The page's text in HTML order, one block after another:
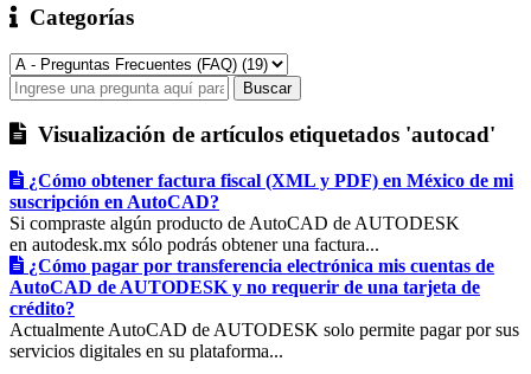
Categorías
Visualización de artículos etiquetados 'autocad'
¿Cómo obtener factura fiscal (XML y PDF) en México de mi
suscripción en AutoCAD?
Si compraste algún producto de AutoCAD de AUTODESK
en autodesk.mx sólo podrás obtener una factura...
¿Cómo pagar por transferencia electrónica mis cuentas de
AutoCAD de AUTODESK y no requerir de una tarjeta de
crédito?
Actualmente AutoCAD de AUTODESK solo permite pagar por sus
servicios digitales en su plataforma...